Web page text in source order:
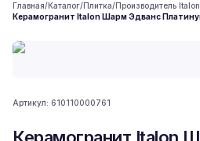
Главная/Каталог/Плитка/Производитель Italon
Керамогранит Italon Шарм Эдванс
Артикул: 610110000761